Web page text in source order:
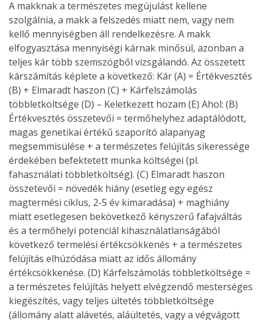
A makknak a természetes megújulást kellene
szolgálnia, a makk a felszedés miatt nem, vagy nem
kellő mennyiségben áll rendelkezésre. A makk
elfogyasztása mennyiségi kárnak minősül, azonban a
teljes kár több szemszögből vizsgálandó. Az összetett
kárszámítás képlete a következő: Kár (A) = Értékvesztés
(B) + Elmaradt haszon (C) + Kárfelszámolás
többletköltsége (D) – Keletkezett hozam (E) Ahol: (B)
Értékvesztés összetevői = termőhelyhez adaptálódott,
magas genetikai értékű szaporító alapanyag
megsemmisülése + a természetes felújítás sikeressége
érdekében befektetett munka költségei (pl.
fahasználati többletköltség). (C) Elmaradt haszon
összetevői = növedék hiány (esetleg egy egész
magtermési ciklus, 2-5 év kimaradása) + maghiány
miatt esetlegesen bekövetkező kényszerű fafajváltás
és a termőhelyi potenciál kihasználatlanságából
következő termelési értékcsökkenés + a természetes
felújítás elhúzódása miatt az idős állomány
értékcsökkenése. (D) Kárfelszámolás többletköltsége =
a természetes felújítás helyett elvégzendő mesterséges
kiegészítés, vagy teljes ültetés többletköltsége
(állomány alatt alávetés, aláültetés, vagy a végvágott